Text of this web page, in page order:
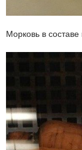
Морковь в составе